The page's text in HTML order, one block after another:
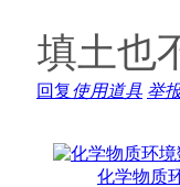
填土也
回复使用道具 举
化学物质